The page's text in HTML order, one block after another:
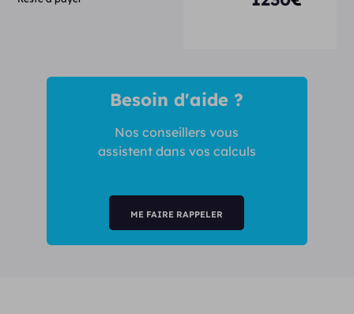
Besoin d'aide ?
Nos conseillers vous
assistent dans vos calculs
ME FAIRE RAPPELER